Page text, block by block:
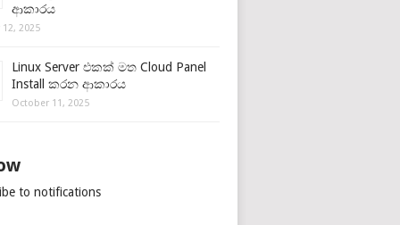
ආකාරය
2025
Linux Server එකක් මත Cloud Panel
Install කරන ආකාරය
October 11, 2025
to notifications